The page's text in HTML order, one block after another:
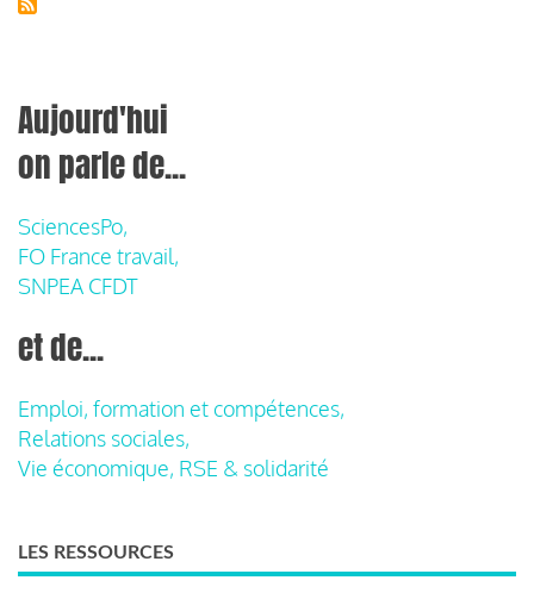
Aujourd'hui
on parle de...
SciencesPo,
FO France travail,
SNPEA CFDT
et de...
Emploi, formation et compétences,
Relations sociales,
Vie économique, RSE & solidarité
LES RESSOURCES